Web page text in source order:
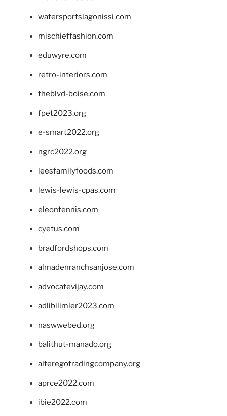
watersportslagonissi.com
mischieffashion.com
eduwyre.com
retro-interiors.com
theblvd-boise.com
fpet2023.org
e-smart2022.org
ngrc2022.org
leesfamilyfoods.com
lewis-lewis-cpas.com
eleontennis.com
cyetus.com
bradfordshops.com
almadenranchsanjose.com
advocatevijay.com
adlibilimler2023.com
naswwebed.org
balithut-manado.org
alteregotradingcompany.org
aprce2022.com
ibie2022.com